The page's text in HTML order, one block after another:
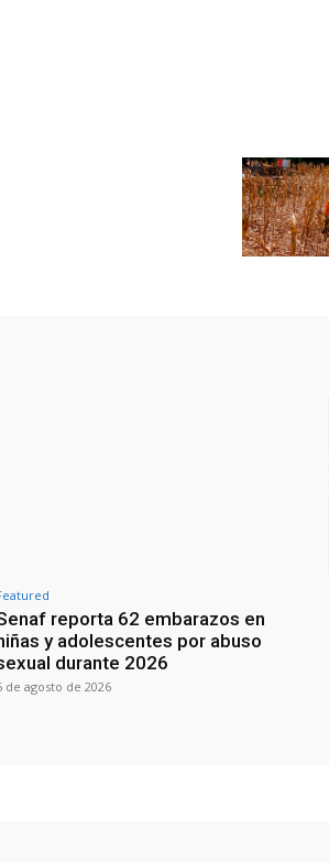
reporta 62 embarazos en
y adolescentes por abuso
durante 2026
de agosto de 2026